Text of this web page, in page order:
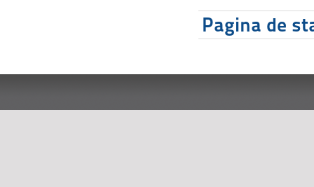
Pagina de